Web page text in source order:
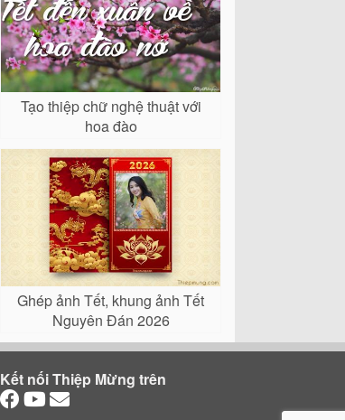
Tạo thiệp chữ nghệ thuật với
hoa đào
Ghép ảnh Tết, khung ảnh Tết
Nguyên Đán 2026
Kết nối Thiệp Mừng trên